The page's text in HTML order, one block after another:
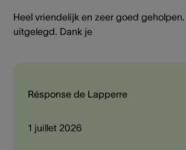
Heel vriendelijk en zeer goed
uitgelegd. Dank je
Résponse de Lapperre
1 juillet 2026